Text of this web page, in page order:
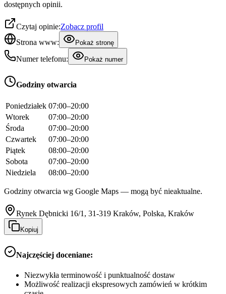
dostępnych opinii.
Czytaj opinie:Zobacz profil
Strona www:
Pokaż stronę
Numer telefonu: Pokaż numer
Godziny otwarcia
Poniedziałek 07:00–20:00
Wtorek
07:00–20:00
Środa
07:00–20:00
Czwartek
07:00–20:00
Piątek
08:00–20:00
Sobota
07:00–20:00
Niedziela
08:00–20:00
Godziny otwarcia wg Google Maps — mogą być nieaktualne.
Rynek Dębnicki 16/1, 31-319 Kraków, Polska, Kraków
Kopiuj
Najczęściej doceniane:
Niezwykła terminowość i punktualność dostaw
Możliwość realizacji ekspresowych zamówień w krótkim